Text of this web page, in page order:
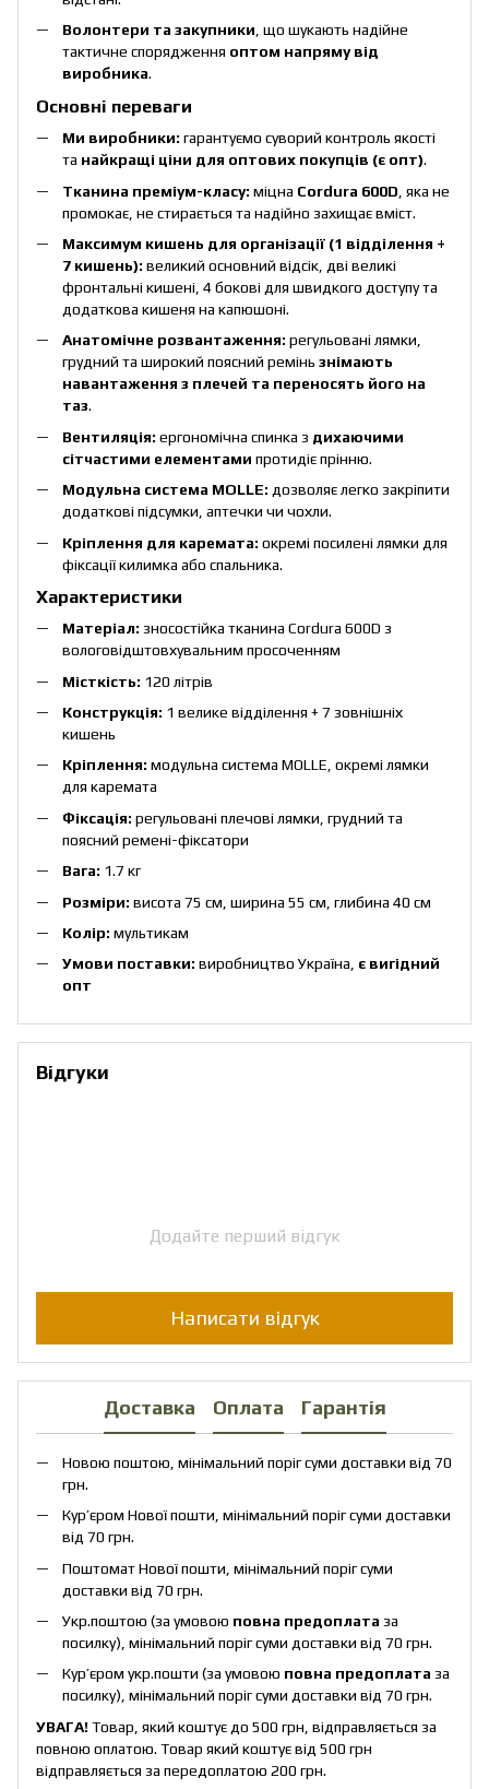
Волонтери та закупники, що шукають надійне
тактичне спорядження оптом напряму від
виробника.
Основні переваги
Ми виробники: гарантуємо суворий контроль якості
та найкращі ціни для оптових покупців (є опт).
Тканина преміум-класу: міцна Cordura 600D , яка не
промокає, не стирається та надійно захищає вміст.
Максимум кишень для організації (1 відділення +
7 кишень): великий основний відсік, дві великі
фронтальні кишені, 4 бокові для швидкого доступу та
додаткова кишеня на капюшоні.
Анатомічне розвантаження: регульовані лямки,
грудний та широкий поясний ремінь знімають
навантаження з плечей та переносять його на
таз.
Вентиляція: ергономічна спинка з дихаючими
сітчастими елементами протидіє прінню.
Модульна система MOLLE: дозволяє легко закріпити
додаткові підсумки, аптечки чи чохли.
Кріплення для каремата: окремі посилені лямки для
фіксації килимка або спальника.
Характеристики
Матеріал: зносостійка тканина Cordura 600D з
вологовідштовхувальним просоченням
Місткість: 120 літрів
Конструкція: 1 велике відділення + 7 зовнішніх
кишень
Кріплення: модульна система MOLLE, окремі лямки
для каремата
Фіксація: регульовані плечові лямки, грудний та
поясний ремені-фіксатори
Вага: 1.7 кг
Розміри: висота 75 см, ширина 55 см, глибина 40 см
Колір: мультикам
Умови поставки: виробництво Україна, є вигідний
опт
Відгуки
Додайте перший відгук
Написати відгук
Доставка Оплата Гарантія
Новою поштою, мінімальний поріг суми доставки від 70
грн.
Кур’єром Нової пошти, мінімальний поріг суми доставки
від 70 грн.
Поштомат Нової пошти, мінімальний поріг суми
доставки від 70 грн.
Укр.поштою (за умовою повна предоплата за
посилку), мінімальний поріг суми доставки від 70 грн.
Кур’єром укр.пошти (за умовою повна предоплата за
посилку), мінімальний поріг суми доставки від 70 грн.
УВАГА!Товар, який коштує до 500 грн, відправляється за
повною оплатою. Товар який коштує від 500 грн
відправляється за передоплатою 200 грн.